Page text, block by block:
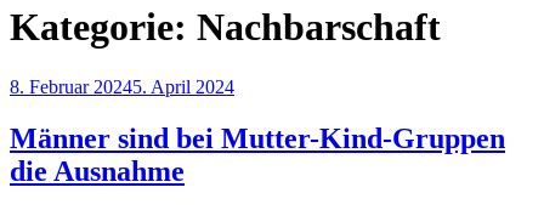
Kategorie: Nachbarschaft
Veröffentlicht
8. Februar 20245. April 2024
Männer sind bei Mutter-Kind-Gruppen
die Ausnahme